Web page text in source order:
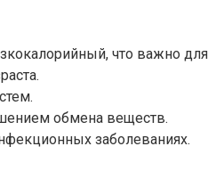
что важно
обмена веществ.
заболеваниях.